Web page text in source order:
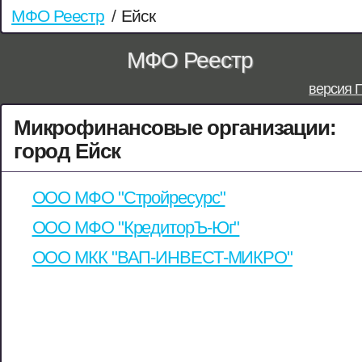
МФО Реестр / Ейск
МФО Реестр
версия
Микрофинансовые организации:
город Ейск
ООО МФО "Стройресурс"
ООО МФО "КредиторЪ-Юг"
ООО МКК "ВАП-ИНВЕСТ-МИКРО"